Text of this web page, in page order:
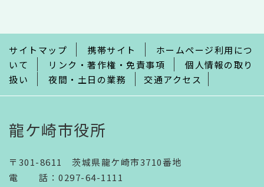
で
サイトマップ 携帯サイト
ホームページ利用につ
いて
リンク・著作権・免責事項
個人情報の取り
扱い
夜間・土日の業務 交通アクセス
龍ケ崎市役所
〒301-8611 茨城県龍ケ崎市3710番地
電話 ： 0297-64-1111